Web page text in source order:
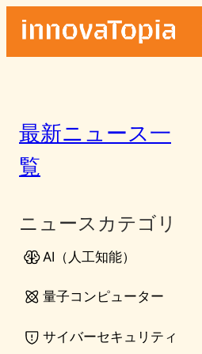
最新ニュース一
覧
ニュースカテゴリ
AI（人工知能）
量子コンピューター
サイバーセキュリティ